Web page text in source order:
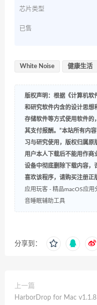
芯片类型
已售
White Noise 健康生活
版权声明：根据《计算机软
和研究软件内含的设计思想
存储软件等方式使用软件的
其支付报酬。”本站所有内
习与研究使用，版权归属原
用户本人下载后不能用作商
设备中彻底删除下载内容，
喜欢该程序，请购买注册正
应用玩客 - 精品macOS应用
音睡眠辅助工具
分享到：
上一篇
HarborDrop for Mac v1.1.8